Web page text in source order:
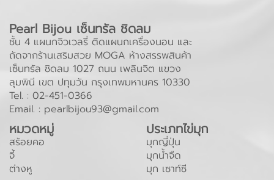
Pearl Bijou เซ็นทรัล ชิดลม
ชั้น 4 แผนกจิวเวลรี่ ติดแผนกเครื่องนอน และ
ถัดจากร้านเสริมสวย MOGA ห้างสรรพสินค้า
เซ็นทรัล ชิดลม 1027 ถนน เพลินจิต แขวง
ลุมพินี เขต ปทุมวัน กรุงเทพมหานคร 10330
Tel. : 02-451-0366
Email. : pearlbijou93@gmail.com
หมวดหมู่
สร้อยคอ
จี้
ต่างหู
ประเภทไข่มุก
มุกญี่ปุ่น
มุกน้ำจืด
มุก เซาท์ซี